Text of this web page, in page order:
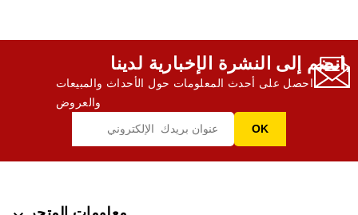
انضم إلى النشرة الإخبارية لدينا,
احصل على أحدث المعلومات حول الأحداث والمبيعات
والعروض